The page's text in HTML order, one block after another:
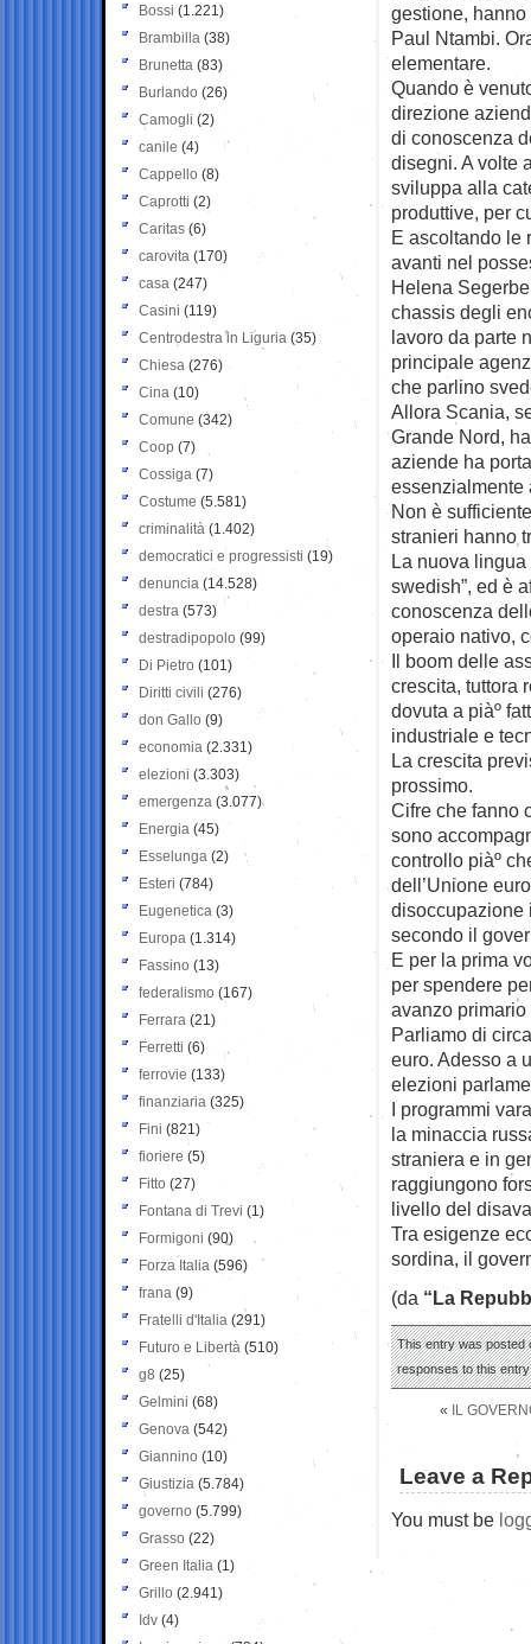
gestione,
Paul Ntambi.
elementare.
Quando è
direzione
di conoscenza
disegni. A volte
sviluppa alla
produttive, per
E ascoltando le
avanti nel
Helena
chassis degli
lavoro da parte
principale
che parlino
Allora Scania,
Grande Nord,
aziende ha
essenzialmente
Non è
stranieri hanno
La nuova
swedish”, ed è
conoscenza
operaio nativo,
Il boom delle
crescita, tuttora
dovuta a piàº
industriale e
La crescita
prossimo.
Cifre che fanno
sono
controllo piàº
dell’Unione
disoccupazione
secondo il
E per la prima
per spendere
avanzo
Parliamo di
euro. Adesso a
elezioni
I programmi
la minaccia
straniera e in
raggiungono
livello del
Tra esigenze
sordina, il
(da “La
This entry was posted
responses to this
« IL
Leave a
You must be
Bossi (1.221)
Brambilla (38)
Brunetta (83)
Burlando (26)
Camogli (2)
canile (4)
Cappello (8)
Caprotti (2)
Caritas (6)
carovita (170)
casa (247)
Casini (119)
Centrodestra in Liguria (35)
Chiesa (276)
Cina (10)
Comune (342)
Coop (7)
Cossiga (7)
Costume (5.581)
criminalità (1.402)
democratici e progressisti (19)
denuncia (14.528)
destra (573)
destradipopolo (99)
Di Pietro (101)
Diritti civili (276)
don Gallo (9)
economia (2.331)
elezioni (3.303)
emergenza (3.077)
Energia (45)
Esselunga (2)
Esteri (784)
Eugenetica (3)
Europa (1.314)
Fassino (13)
federalismo (167)
Ferrara (21)
Ferretti (6)
ferrovie (133)
finanziaria (325)
Fini (821)
fioriere (5)
Fitto (27)
Fontana di Trevi (1)
Formigoni (90)
Forza Italia (596)
frana (9)
Fratelli d'Italia (291)
Futuro e Libertà (510)
g8 (25)
Gelmini (68)
Genova (542)
Giannino (10)
Giustizia (5.784)
governo (5.799)
Grasso (22)
Green Italia (1)
Grillo (2.941)
Idv (4)